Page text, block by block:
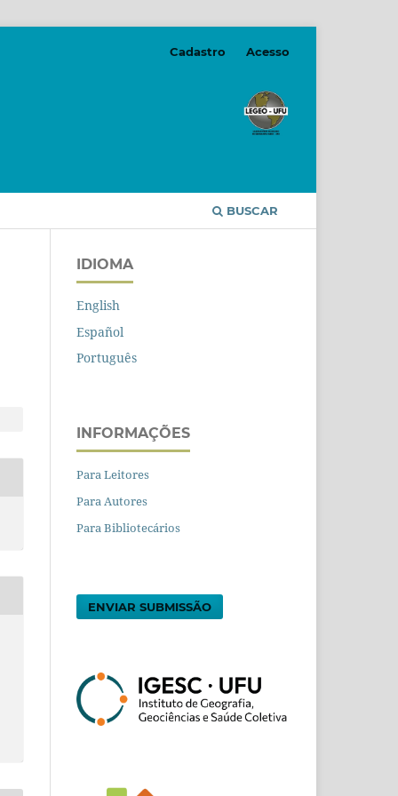
BUSCAR
Cadastro Acesso
IDIOMA
English
Español
Português
INFORMAÇÕES
Para Leitores
Para Autores
Para Bibliotecários
ENVIAR SUBMISSÃO